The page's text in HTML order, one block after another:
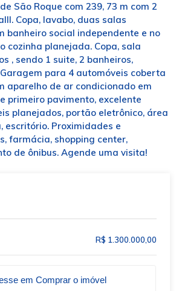
São Roque com 239, 73 m com 2
Copa, lavabo, duas salas
banheiro social independente e no
cozinha planejada. Copa, sala
, sendo 1 suite, 2 banheiros,
para 4 automóveis coberta
aparelho de ar condicionado em
primeiro pavimento, excelente
planejados, portão eletrônico, área
escritório. Proximidades e
farmácia, shopping center,
de ônibus. Agende uma visita!
R$ 1.300.000,00